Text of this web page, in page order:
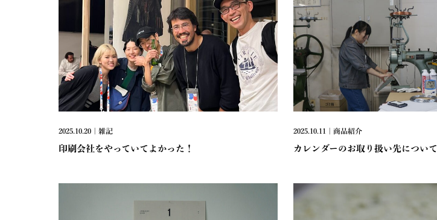
2025.10.20 | 雑記
印刷会社をやっていてよかった！
2025.10.11 | 商品紹介
カレンダーのお取り扱い先について